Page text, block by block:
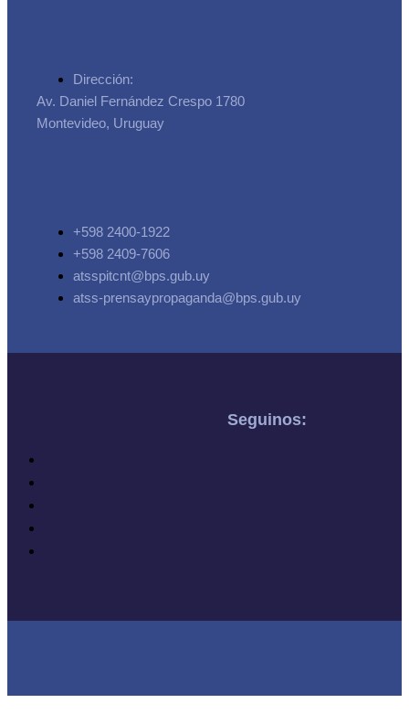
Dirección:
Av. Daniel Fernández Crespo 1780
Montevideo, Uruguay
+598 2400-1922
+598 2409-7606
atsspitcnt@bps.gub.uy
atss-prensaypropaganda@bps.gub.uy
Seguinos: